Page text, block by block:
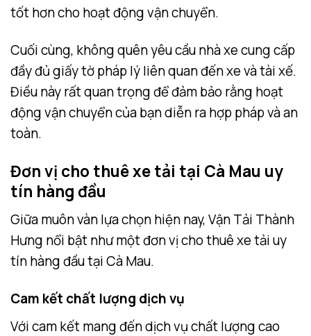
tốt hơn cho hoạt động vận chuyển.
Cuối cùng, không quên yêu cầu nhà xe cung cấp
đầy đủ giấy tờ pháp lý liên quan đến xe và tài xế.
Điều này rất quan trọng để đảm bảo rằng hoạt
động vận chuyển của bạn diễn ra hợp pháp và an
toàn.
Đơn vị cho thuê xe tải tại Cà Mau uy
tín hàng đầu
Giữa muôn vàn lựa chọn hiện nay, Vận Tải Thành
Hưng nổi bật như một đơn vị cho thuê xe tải uy
tín hàng đầu tại Cà Mau.
Cam kết chất lượng dịch vụ
Với cam kết mang đến dịch vụ chất lượng cao